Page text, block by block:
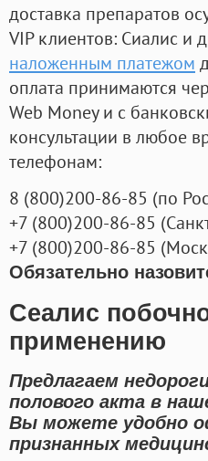
доставка препаратов
VIP клиентов: Сиалис и
наложенным платежом
оплата принимаются
Web Money и с
консультации в любое
телефонам:
8 (800)200-86-85 (по
+7 (800)200-86-85 (
+7 (800)200-86-85 (
Обязательно
Сеалис
применению
Предлагаем
полового акта в
Вы можете удобно
признанных